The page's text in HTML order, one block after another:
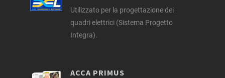
Utilizzato per la progettazione dei
quadri elettrici (Sistema Progetto
Integra).
ACCA PRIMUS